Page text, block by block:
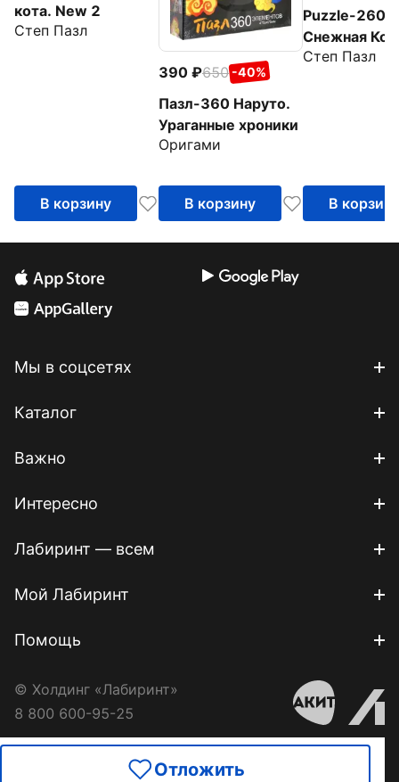
Отложить
кота. New 2
Степ Пазл
В корзину
390 650 -40%
Пазл-360 Наруто.
Ураганные хроники
Оригами
В корзину
Puzzle-260.
Снежная
Степ Пазл
В корзину
Мы в соцсетях
Каталог
Важно
Интересно
Лабиринт — всем
Мой Лабиринт
Помощь
© Холдинг «Лабиринт»
8 800 600-95-25